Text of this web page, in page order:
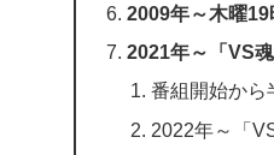
2009年～木曜
2021年～「VS
番組開始から
2022年～「